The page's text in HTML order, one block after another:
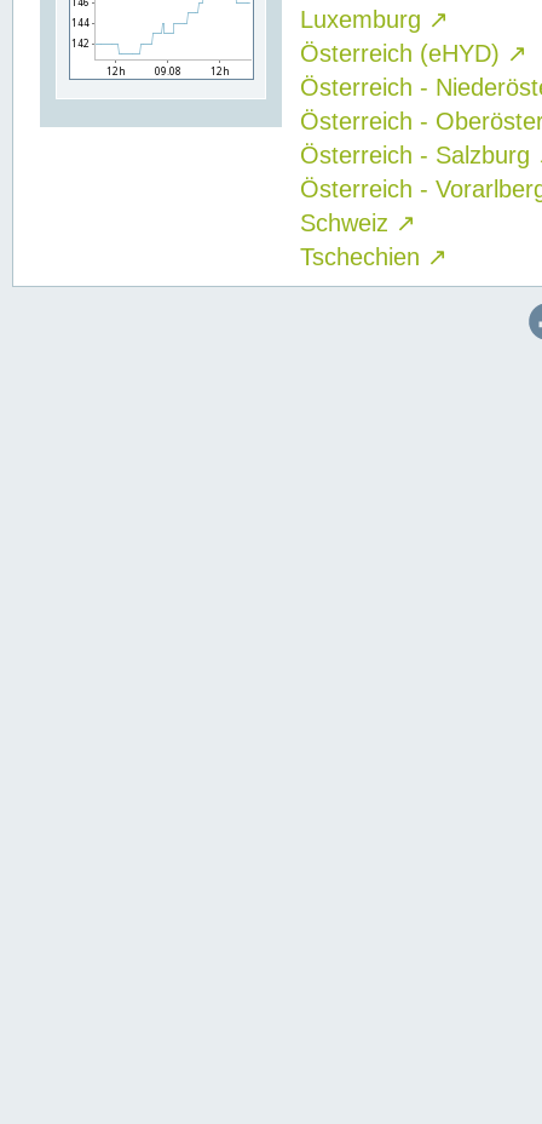
Luxemburg ↗
Österreich (eHYD) ↗
Österreich -
Österreich -
Österreich - Salzburg
Österreich -
Schweiz ↗
Tschechien ↗